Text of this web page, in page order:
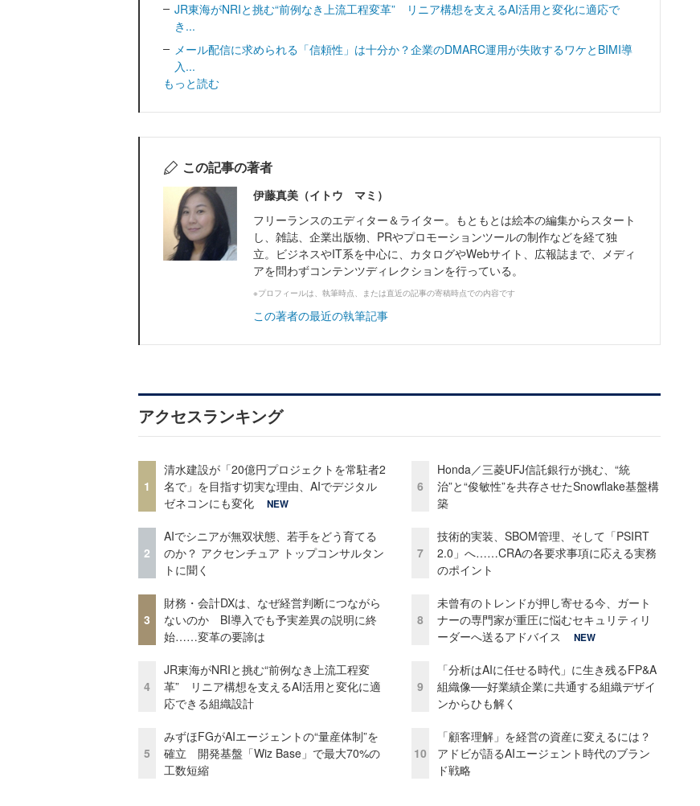
JR東海がNRIと挑む“前例なき上流工程変革” リニア構想を支えるAI活用と変化に適応で
き...
メール配信に求められる「信頼性」は十分か？企業のDMARC運用が失敗するワケとBIMI導
入...
もっと読む
この記事の著者
伊藤真美（イトウ マミ）
フリーランスのエディター＆ライター。もともとは絵本の編集からスタート
し、雑誌、企業出版物、PRやプロモーションツールの制作などを経て独
立。ビジネスやIT系を中心に、カタログやWebサイト、広報誌まで、メディ
アを問わずコンテンツディレクションを行っている。
※プロフィールは、執筆時点、または直近の記事の寄稿時点での内容です
この著者の最近の執筆記事
アクセスランキング
1
清水建設が「20億円プロジェクトを常駐者2
名で」を目指す切実な理由、AIでデジタル
ゼネコンにも変化
NEW
2
AIでシニアが無双状態、若手をどう育てる
のか？ アクセンチュア トップコンサルタン
トに聞く
3
財務・会計DXは、なぜ経営判断につながら
ないのか BI導入でも予実差異の説明に終
始……変革の要諦は
4
JR東海がNRIと挑む“前例なき上流工程変
革” リニア構想を支えるAI活用と変化に適
応できる組織設計
5
みずほFGがAIエージェントの“量産体制”を
確立 開発基盤「Wiz Base」で最大70%の
工数短縮
6
Honda／三菱UFJ信託銀行が挑む、“統
治”と“俊敏性”を共存させたSnowflake基盤構
築
7
技術的実装、SBOM管理、そして「PSIRT
2.0」へ……CRAの各要求事項に応える実務
のポイント
8
未曾有のトレンドが押し寄せる今、ガート
ナーの専門家が重圧に悩むセキュリティリ
ーダーへ送るアドバイス
NEW
9
「分析はAIに任せる時代」に生き残るFP&A
組織像──好業績企業に共通する組織デザイ
ンからひも解く
10
「顧客理解」を経営の資産に変えるには？
アドビが語るAIエージェント時代のブラン
ド戦略